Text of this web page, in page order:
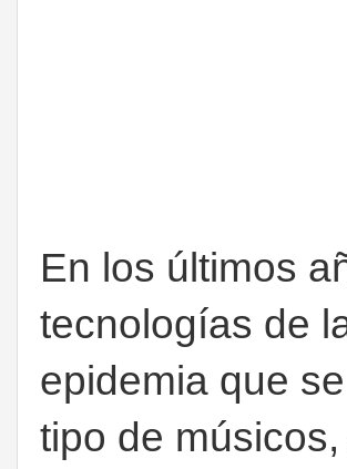
En los últimos
tecnologías de
epidemia que
tipo de